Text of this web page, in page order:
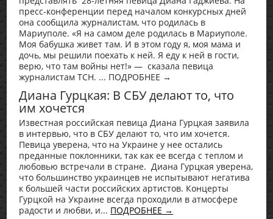
пресс-конференции перед началом конкурсных дней
она сообщила журналистам, что родилась в
Мариуполе. «Я на самом деле родилась в Мариуполе.
Моя бабушка живет там. И в этом году я, моя мама и
дочь, мы решили поехать к ней. Я еду к ней в гости,
верю, что там войны нет!» — сказала певица
журналистам ТСН. ... ПОДРОБНЕЕ →
Диана Гурцкая: В СБУ делают то, что
им хочется
Известная российская певица Диана Гурцкая заявила
в интервью, что в СБУ делают то, что им хочется.
Певица уверена, что на Украине у нее остались
преданные поклонники, так как ее всегда с теплом и
любовью встречали в стране. Диана Гурцкая уверена,
что большинство украинцев не испытывают негатива
к большей части российских артистов. Концерты
Гурцкой на Украине всегда проходили в атмосфере
радости и любви, и... ПОДРОБНЕЕ →